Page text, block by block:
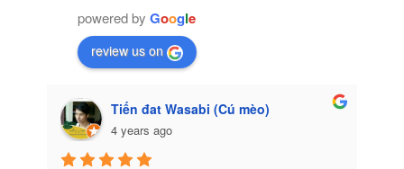
powered by Google
review us on
Tiến đat Wasabi (Cú mèo)
4 years ago